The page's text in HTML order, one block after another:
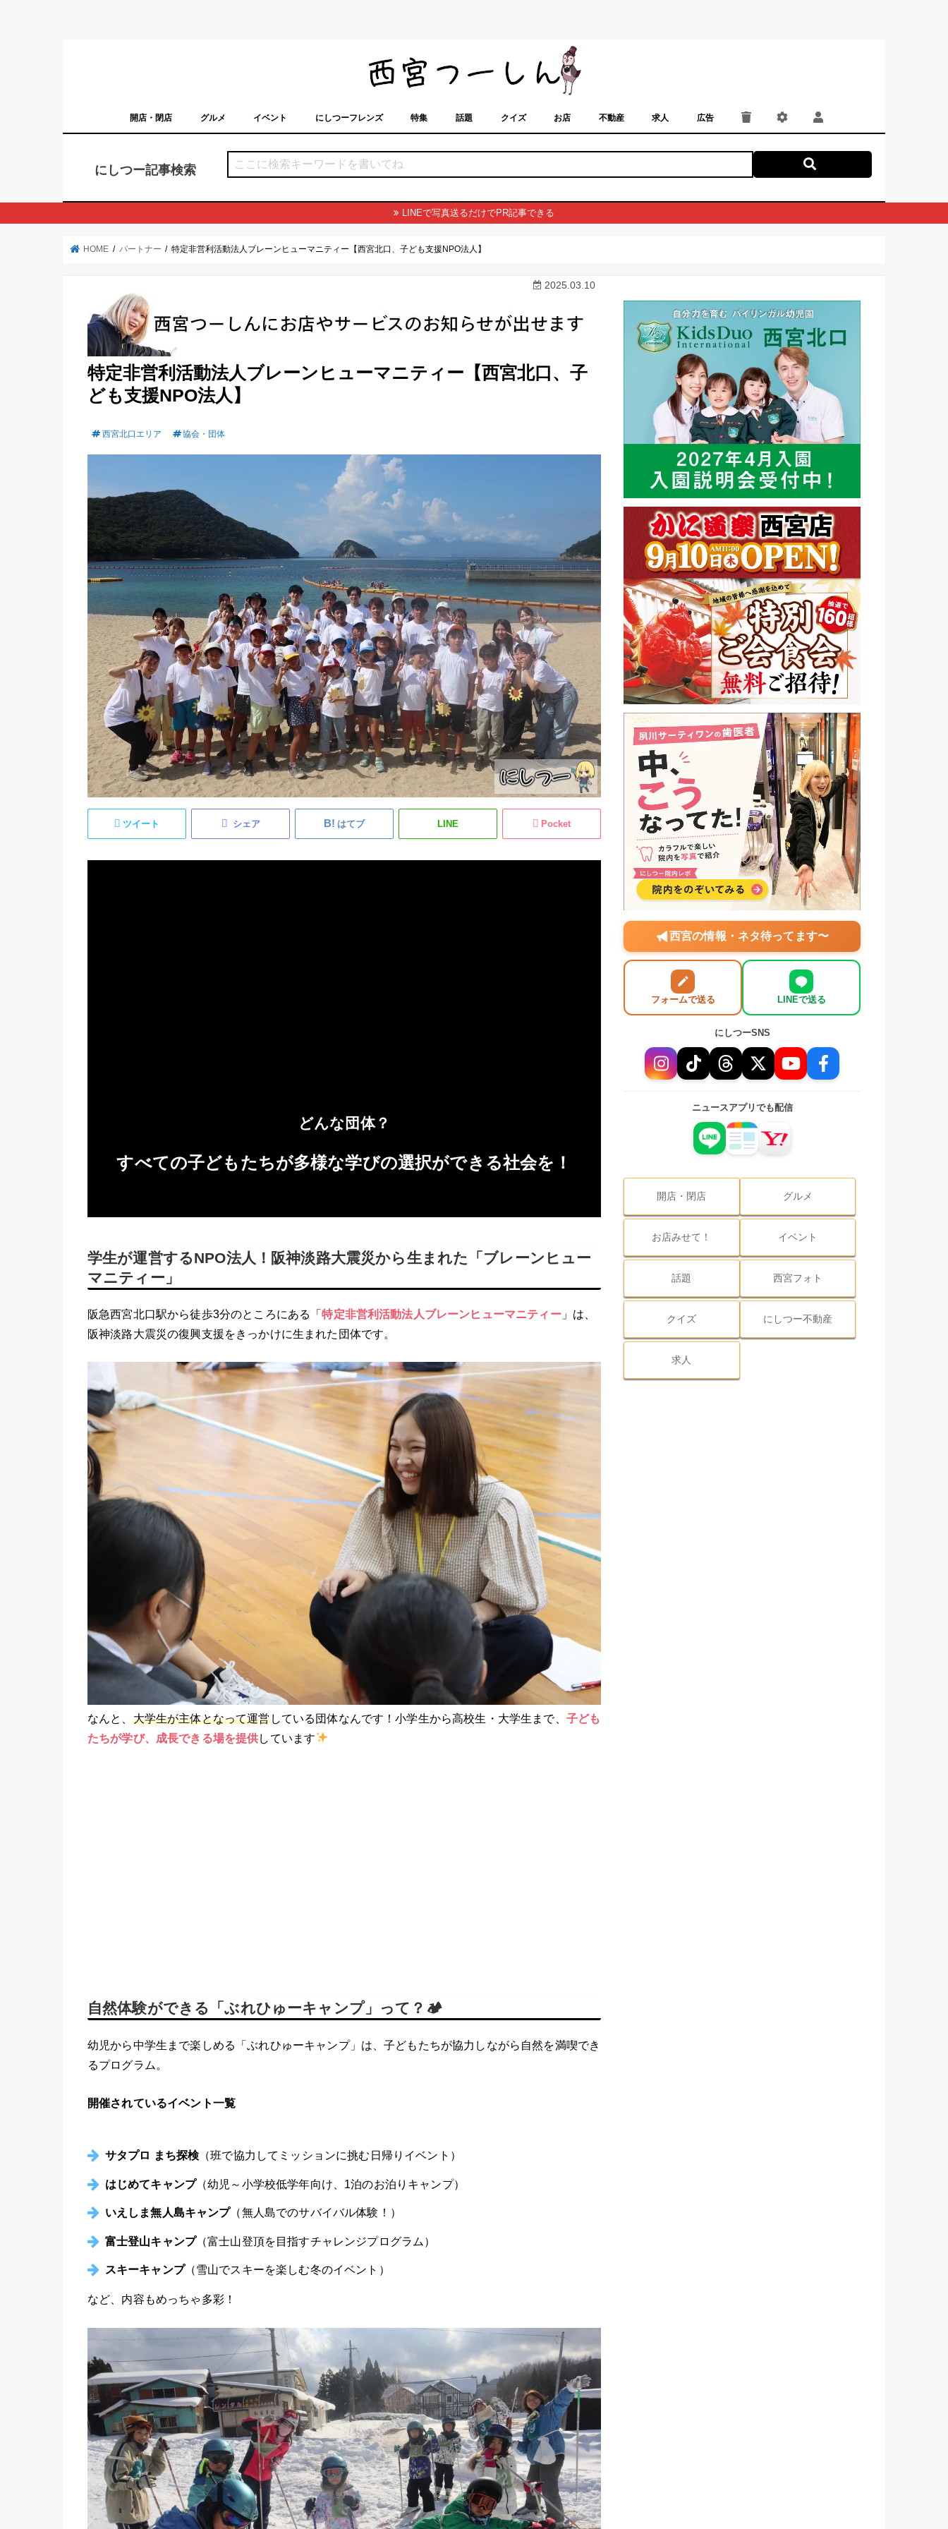
開店・閉店 グルメ イベント にしつーフレンズ 特集 話題 クイズ お店 不動産 求人 広告
にしつー記事検索
LINEで写真送るだけでPR記事できる
HOME パートナー 特定非営利活動法人ブレーンヒューマニティー【西宮北口、子ども支援NPO法人】
2025.03.10
特定非営利活動法人ブレーンヒューマニティー【西宮北口、子
ども支援NPO法人】
西宮北口エリア 協会・団体
ツイート シェア はてブ LINE Pocket
どんな団体？
すべての子どもたちが多様な学びの選択ができる社会を！
学生が運営するNPO法人！阪神淡路大震災から生まれた「ブレーンヒュー
マニティー」
阪急西宮北口駅から徒歩3分のところにある「特定非営利活動法人ブレーンヒューマニティー」は、
阪神淡路大震災の復興支援をきっかけに生まれた団体です。
なんと、 大学生が主体となって運営している団体なんです！小学生から高校生・大学生まで、 子ども
たちが学び、成長できる場を提供しています
自然体験ができる「ぶれひゅーキャンプ」って？🏕
幼児から中学生まで楽しめる「ぶれひゅーキャンプ」は、子どもたちが協力しながら自然を満喫でき
るプログラム。
開催されているイベント一覧
サタプロ まち探検 （班で協力してミッションに挑む日帰りイベント）
はじめてキャンプ（幼児～小学校低学年向け、1泊のお泊りキャンプ）
いえしま無人島キャンプ（無人島でのサバイバル体験！）
富士登山キャンプ（富士山登頂を目指すチャレンジプログラム）
スキーキャンプ（雪山でスキーを楽しむ冬のイベント）
など、内容もめっちゃ多彩！
西宮の情報・ネタ待ってます〜
フォームで送る LINEで送る
にしつーSNS
ニュースアプリでも配信
開店・閉店 グルメ
お店みせて！ イベント
話題 西宮フォト
クイズ にしつー不動産
求人